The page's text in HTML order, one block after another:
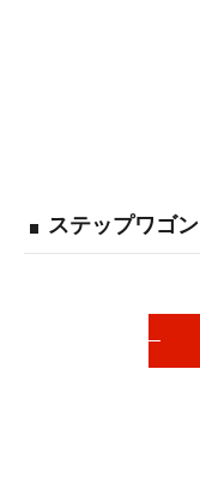
ステップワゴン